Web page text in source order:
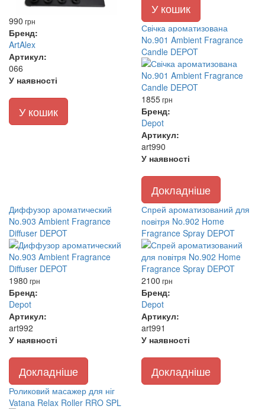
990 грн
Бренд:
ArtAlex
Артикул:
066
У наявності
У кошик
У кошик
Свічка ароматизована
No.901 Ambient Fragrance
Candle DEPOT
1855грн
Бренд:
Depot
Артикул:
art990
У наявності
Докладніше
Диффузор ароматический
No.903 Ambient Fragrance
Diffuser DEPOT
1980 грн
Бренд:
Depot
Артикул:
art992
У наявності
Докладніше
Спрей ароматизований для
повітря No.902 Home
Fragrance Spray DEPOT
2100 грн
Бренд:
Depot
Артикул:
art991
У наявності
Докладніше
Роликовий масажер для ніг
Vatana Relax Roller RRO SPL